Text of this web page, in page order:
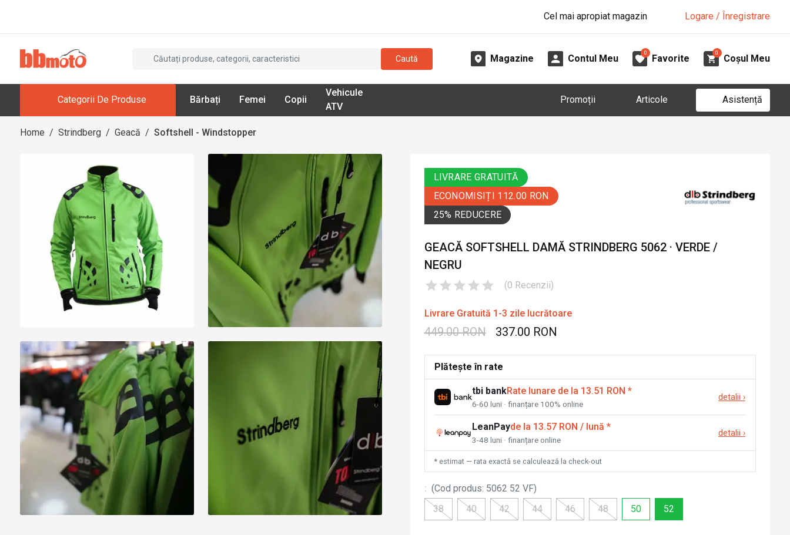
Cel mai apropiat magazin Logare / Înregistrare
Caută Magazine Contul Meu
0
Favorite
0
Coșul Meu
Categorii De Produse Bărbați Femei Copii
Vehicule
ATV
Promoții Articole Asistență
Home / Strindberg / Geacă / Softshell - Windstopper
LIVRARE GRATUITĂ
ECONOMISIȚI 112.00 RON
25% REDUCERE
GEACĂ SOFTSHELL DAMĂ STRINDBERG 5062 · VERDE /
NEGRU
(0 Recenzii)
Livrare Gratuită 1-3 zile lucrătoare
449.00 RON 337.00 RON
Plătește în rate
tbi bankRate lunare de la 13.51 RON *
6-60 luni · finanțare 100% online
detalii ›
LeanPayde la 13.57 RON / lună *
3-48 luni · finanțare online
detalii ›
* estimat — rata exactă se calculează la check-out
: (Cod produs: 5062 52 VF)
38
40 42 44 46 48 50 52